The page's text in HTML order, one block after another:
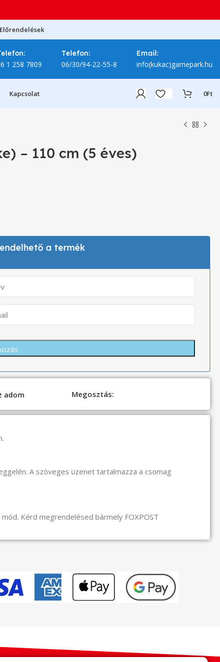
Előrendelések
1 258 7809
Telefon:
06/30/94-22-55-8
Email:
info(kukac)gamepark.hu
Kapcsolat 0Ft
– 110 cm (5 éves)
a termék
adom Megosztás:
A szöveges üzenet tartalmazza a csomag
Kérd megrendelésed bármely FOXPOST